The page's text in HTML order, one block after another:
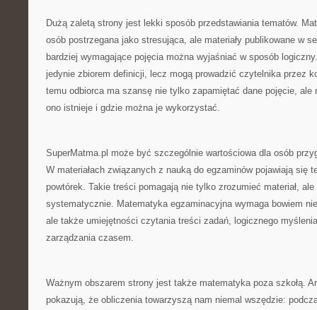
Dużą zaletą strony jest lekki sposób przedstawiania tematów.
osób postrzegana jako stresująca, ale materiały publikowane w
bardziej wymagające pojęcia można wyjaśniać w sposób
jedynie zbiorem definicji, lecz mogą prowadzić czytelnika przez
temu odbiorca ma szansę nie tylko zapamiętać dane pojęcie, ale
ono istnieje i gdzie można je wykorzystać.
SuperMatma.pl może być szczególnie wartościowa dla osób
W materiałach związanych z nauką do egzaminów pojawiają się
powtórek. Takie treści pomagają nie tylko zrozumieć materiał,
systematycznie. Matematyka egzaminacyjna wymaga bowiem
ale także umiejętności czytania treści zadań, logicznego
zarządzania czasem.
Ważnym obszarem strony jest także matematyka poza szkołą.
pokazują, że obliczenia towarzyszą nam niemal wszędzie: